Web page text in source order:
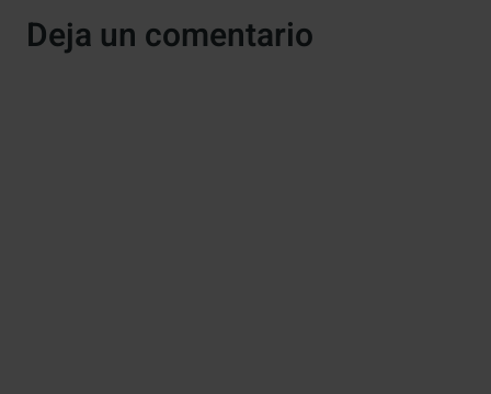
Deja un comentario